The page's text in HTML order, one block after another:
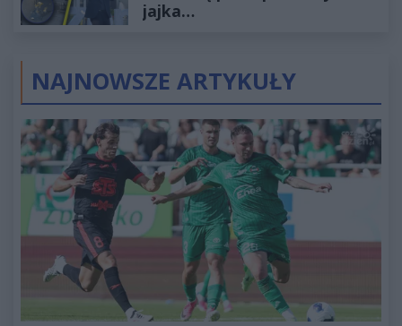
jajka…
NAJNOWSZE ARTYKUŁY